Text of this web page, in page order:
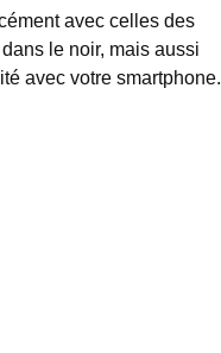
avec celles des
le noir, mais aussi
avec votre smartphone.